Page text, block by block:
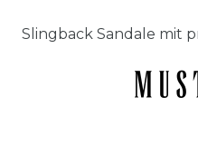
Slingback Sandale mit